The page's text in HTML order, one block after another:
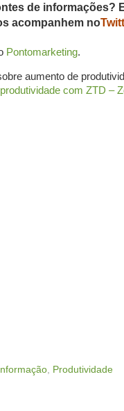
de informações?
acompanhem no
Pontomarketing.
aumento de
com ZTD –
Informação Produtividade